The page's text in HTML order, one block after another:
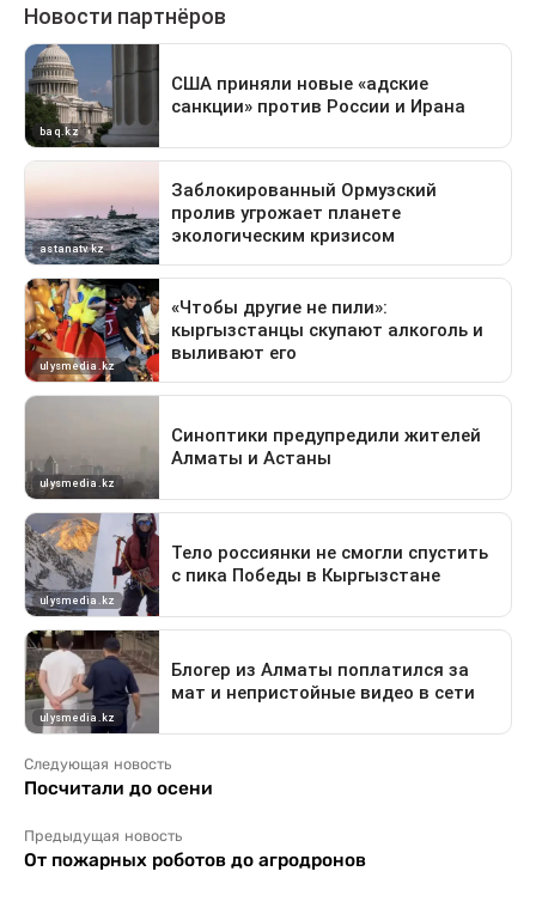
Следующая новость
Посчитали до осени
Предыдущая новость
От пожарных роботов до агродронов